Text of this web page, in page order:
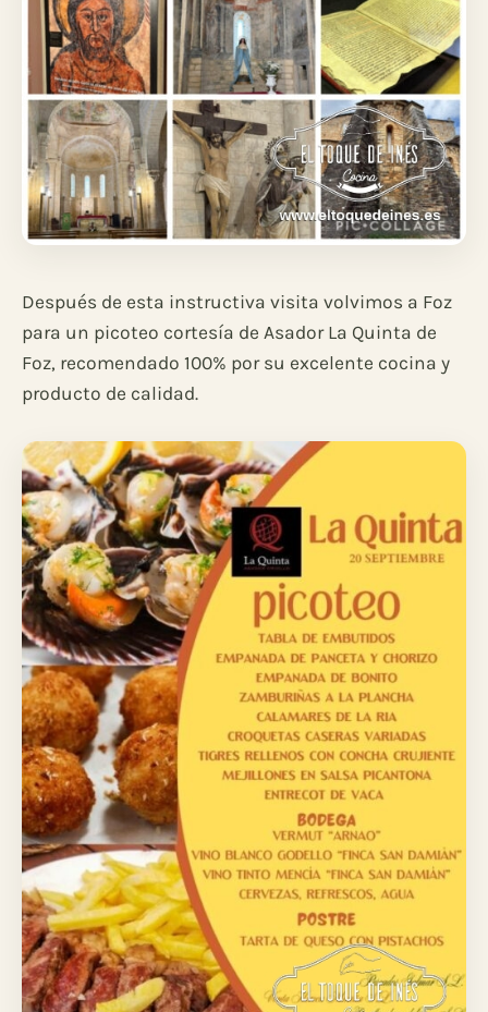
Después de esta instructiva visita volvimos a Foz
para un picoteo cortesía de Asador La Quinta de
Foz, recomendado 100% por su excelente cocina y
producto de calidad.